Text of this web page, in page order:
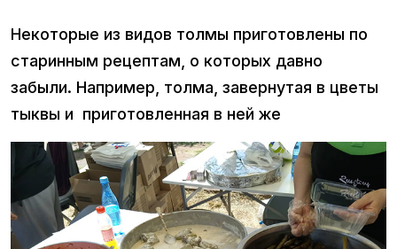
Некоторые из видов толмы приготовлены по
старинным рецептам, о которых давно
забыли. Например, толма, завернутая в цветы
тыквы и приготовленная в ней же